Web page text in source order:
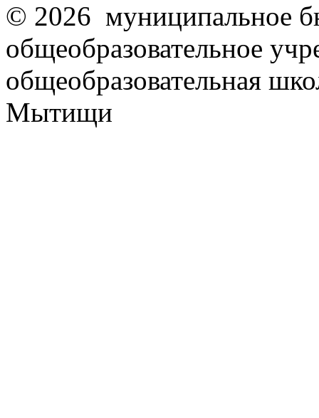
© 2026 муниципальное
общеобразовательное
общеобразовательная
Мытищи